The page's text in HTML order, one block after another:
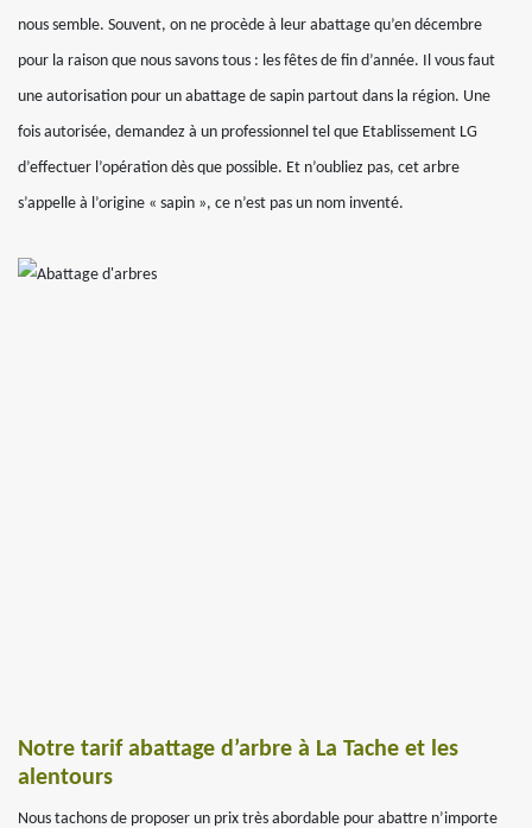
nous semble. Souvent, on ne procède à leur abattage qu’en décembre
pour la raison que nous savons tous : les fêtes de fin d’année. Il vous faut
une autorisation pour un abattage de sapin partout dans la région. Une
fois autorisée, demandez à un professionnel tel que Etablissement LG
d’effectuer l’opération dès que possible. Et n’oubliez pas, cet arbre
s’appelle à l’origine « sapin », ce n’est pas un nom inventé.
Notre tarif abattage d’arbre à La Tache et les
alentours
Nous tachons de proposer un prix très abordable pour abattre n’importe